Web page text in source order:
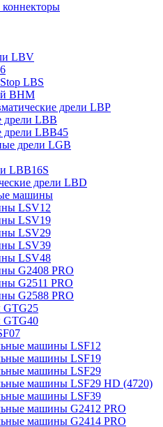
LBV
LBS
BHM
дрели LBP
дрели LBB
дрели LBB45
дрели LGB
LBB16S
дрели LBD
машины
LSV12
LSV19
LSV29
LSV39
LSV48
G2408 PRO
G2511 PRO
G2588 PRO
машины LSF12
машины LSF19
машины LSF29
машины LSF29 HD (4720)
машины LSF39
машины G2412 PRO
машины G2414 PRO